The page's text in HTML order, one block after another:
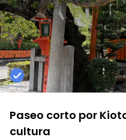
Paseo corto por
cultura